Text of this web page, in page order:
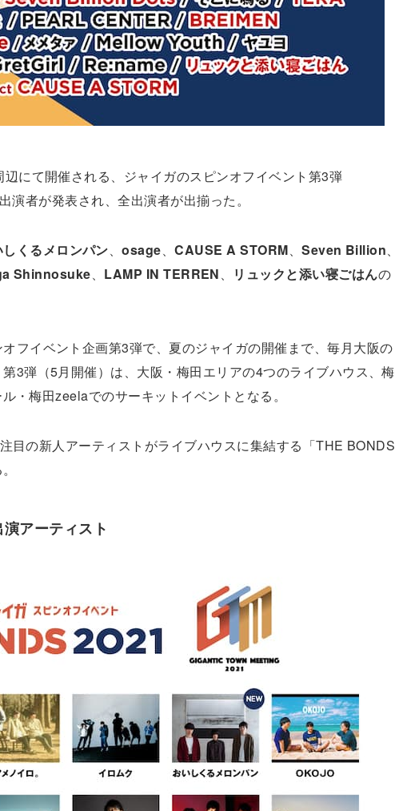
にて開催される、ジャイガのスピンオフイベント第3弾
演者が発表され、全出演者が出揃った。
しくるメロンパン、osage、CAUSE A STORM、Seven Billion、
Shinnosuke、 LAMP IN TERREN、 リュックと添い寝ごはんの
フイベント企画第3弾で、夏のジャイガの開催まで、毎月大阪の
3弾（5月開催）は、大阪・梅田エリアの4つのライブハウス、梅
・梅田zeelaでのサーキットイベントとなる。
目の新人アーティストがライブハウスに集結する「THE BONDS
アーティスト